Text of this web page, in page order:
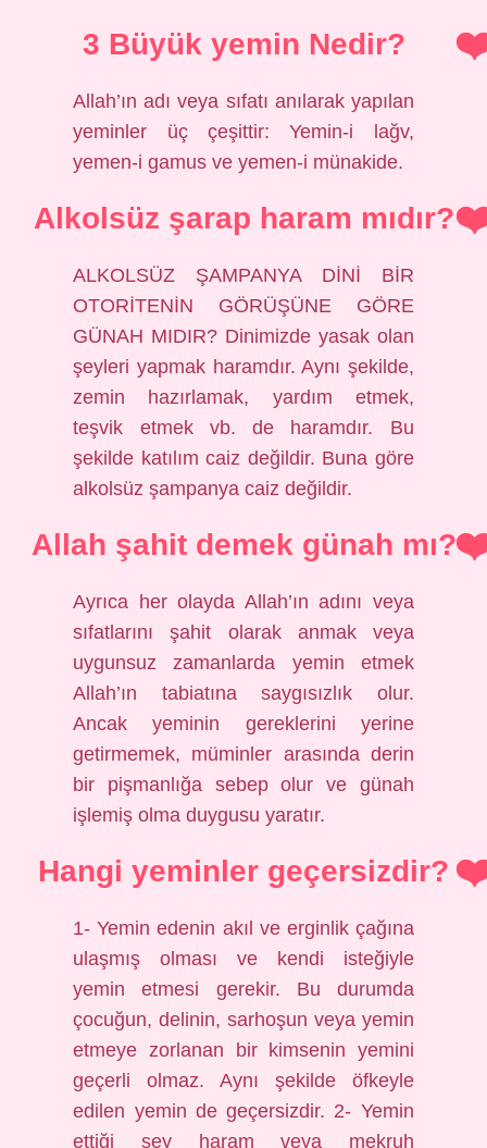
3 Büyük yemin Nedir?
Allah’ın adı veya sıfatı anılarak yapılan
yeminler üç çeşittir: Yemin-i lağv,
yemen-i gamus ve yemen-i münakide.
Alkolsüz şarap haram mıdır?
ALKOLSÜZ ŞAMPANYA DİNİ BİR
OTORİTENİN GÖRÜŞÜNE GÖRE
GÜNAH MIDIR? Dinimizde yasak olan
şeyleri yapmak haramdır. Aynı şekilde,
zemin hazırlamak, yardım etmek,
teşvik etmek vb. de haramdır. Bu
şekilde katılım caiz değildir. Buna göre
alkolsüz şampanya caiz değildir.
Allah şahit demek günah mı?
Ayrıca her olayda Allah’ın adını veya
sıfatlarını şahit olarak anmak veya
uygunsuz zamanlarda yemin etmek
Allah’ın tabiatına saygısızlık olur.
Ancak yeminin gereklerini yerine
getirmemek, müminler arasında derin
bir pişmanlığa sebep olur ve günah
işlemiş olma duygusu yaratır.
Hangi yeminler geçersizdir?
1- Yemin edenin akıl ve erginlik çağına
ulaşmış olması ve kendi isteğiyle
yemin etmesi gerekir. Bu durumda
çocuğun, delinin, sarhoşun veya yemin
etmeye zorlanan bir kimsenin yemini
geçerli olmaz. Aynı şekilde öfkeyle
edilen yemin de geçersizdir. 2- Yemin
ettiği şey haram veya mekruh